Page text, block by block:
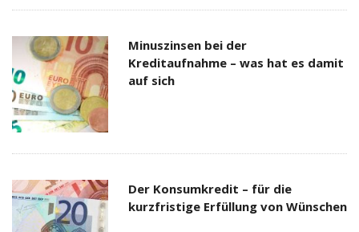
Minuszinsen bei der
Kreditaufnahme – was hat es damit
auf sich
Der Konsumkredit – für die
kurzfristige Erfüllung von Wünschen